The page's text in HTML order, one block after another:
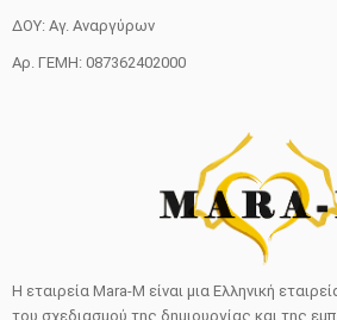
ΔΟΥ: Αγ. Αναργύρων
Αρ. ΓΕΜΗ: 087362402000
Η εταιρεία Mara-M είναι μια Ελληνική
του σχεδιασμού της δημιουργίας και της